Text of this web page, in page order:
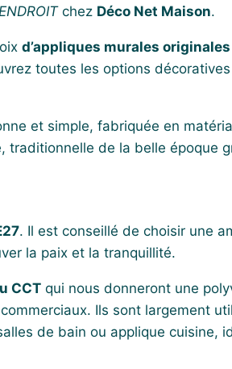
chez Déco Net Maison.
d’appliques murales
toutes les options
et simple, fabriquée en
de la belle époque
. Il est conseillé de choisir une
la paix et la tranquillité.
CCT qui nous donneront une
Ils sont largement
de bain ou applique cuisine,